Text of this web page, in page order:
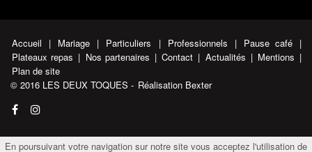
Accueil | Mariage | Particuliers | Professionnels | Pause café |
Plateaux repas | Nos partenaires | Contact | Actualités | Mentions |
Plan de site
© 2016 LES DEUX TOQUES - Réalisation Bexter
En poursuivant votre navigation sur notre site vous acceptez l'utilisation de